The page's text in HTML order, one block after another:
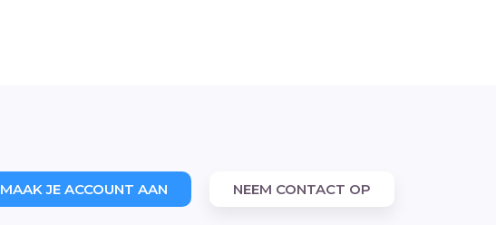
MAAK JE ACCOUNT AAN NEEM CONTACT OP